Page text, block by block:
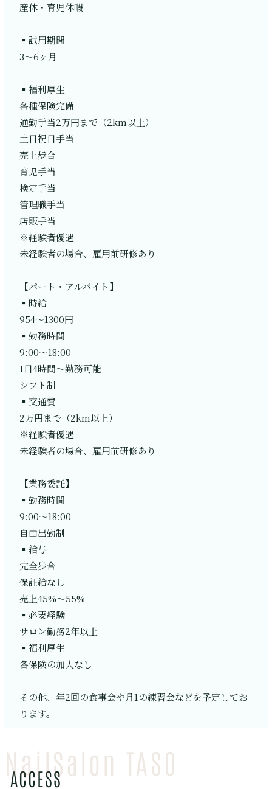
産休・育児休暇
▪️試用期間
3〜6ヶ月
▪️福利厚生
各種保険完備
通勤手当2万円まで（2km以上）
土日祝日手当
売上歩合
育児手当
検定手当
管理職手当
店販手当
※経験者優遇
未経験者の場合、雇用前研修あり
【パート・アルバイト】
▪️時給
954〜1300円
▪️勤務時間
9:00〜18:00
1日4時間〜勤務可能
シフト制
▪️交通費
2万円まで（2km以上）
※経験者優遇
未経験者の場合、雇用前研修あり
【業務委託】
▪️勤務時間
9:00〜18:00
自由出勤制
▪️給与
完全歩合
保証給なし
売上45%〜55%
▪️必要経験
サロン勤務2年以上
▪️福利厚生
各保険の加入なし
その他、年2回の食事会や月1の練習会などを予定してお
ります。
ACCESS
NailSalon TASO